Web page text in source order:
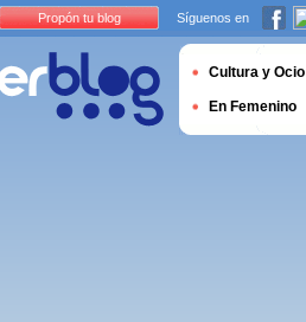
Propón tu blog Síguenos en
Cultura y Ocio
En Femenino